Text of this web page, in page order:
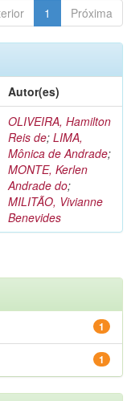
1 Próxima
Autor(es)
OLIVEIRA, Hamilton
Reis de; LIMA,
Mônica de Andrade;
MONTE, Kerlen
Andrade do;
MILITÃO, Vivianne
Benevides
1
1